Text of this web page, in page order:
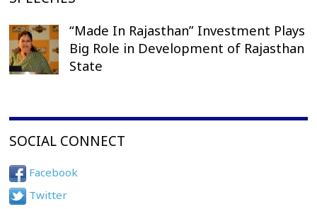
“Made In Rajasthan” Investment Plays
Big Role in Development of Rajasthan
State
SOCIAL CONNECT
Facebook
Twitter